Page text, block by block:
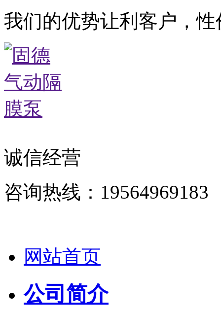
我们的优势让利客户，
诚信经营
咨询热线：19564969183
网站首页
公司简介